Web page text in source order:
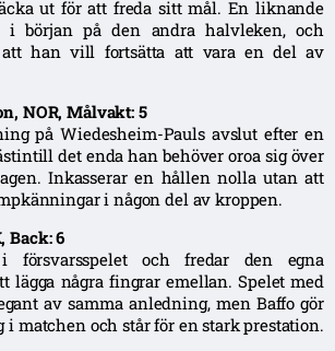
ut för att freda sitt mål. En liknande
i början på den andra halvleken, och
han vill fortsätta att vara en del av
NOR, Målvakt: 5
på Wiedesheim-Pauls avslut efter en
det enda han behöver oroa sig över
Inkasserar en hållen nolla utan att
i någon del av kroppen.
Back: 6
och fredar den egna
lägga några fingrar emellan. Spelet med
av samma anledning, men Baffo gör
i matchen och står för en stark prestation.